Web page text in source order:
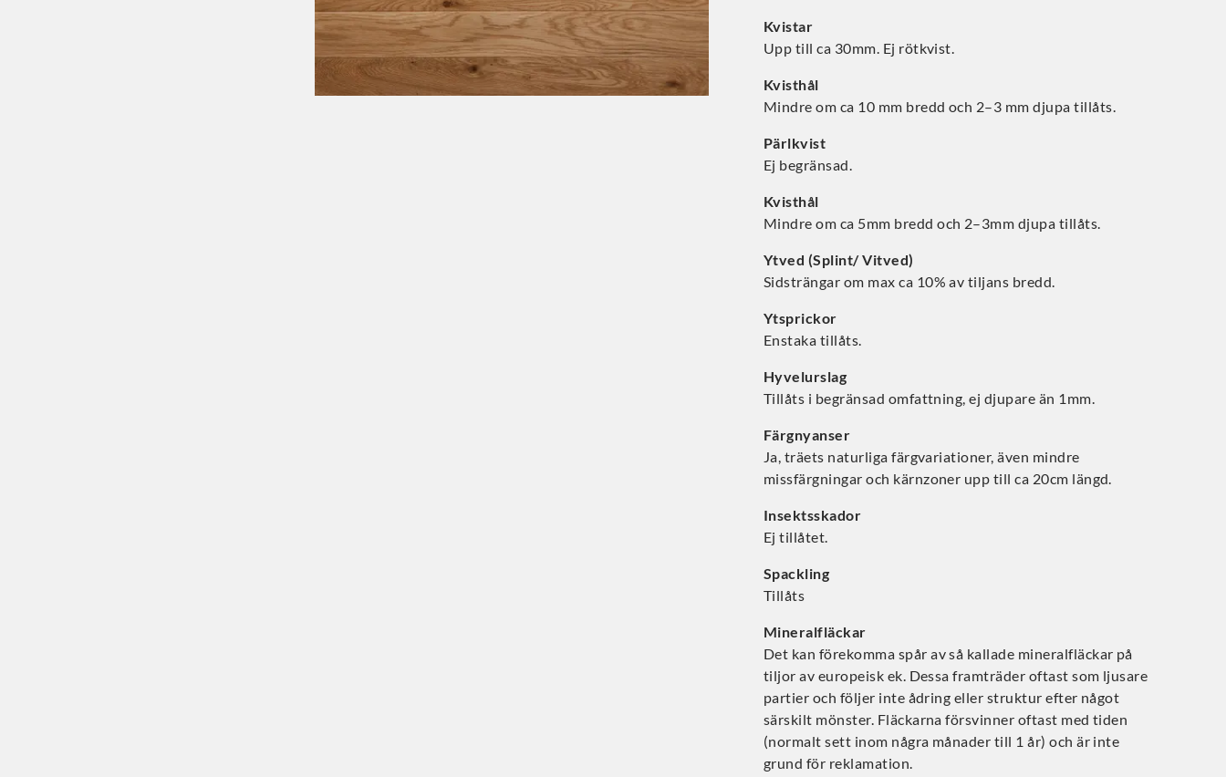
Kvistar
Upp till ca 30mm. Ej rötkvist.
Kvisthål
Mindre om ca 10 mm bredd och 2–3 mm djupa tillåts.
Pärlkvist
Ej begränsad.
Kvisthål
Mindre om ca 5mm bredd och 2–3mm djupa tillåts.
Ytved (Splint/ Vitved)
Sidsträngar om max ca 10% av tiljans bredd.
Ytsprickor
Enstaka tillåts.
Hyvelurslag
Tillåts i begränsad omfattning, ej djupare än 1mm.
Färgnyanser
Ja, träets naturliga färgvariationer, även mindre
missfärgningar och kärnzoner upp till ca 20cm längd.
Insektsskador
Ej tillåtet.
Spackling
Tillåts
Mineralfläckar
Det kan förekomma spår av så kallade mineralfläckar på
tiljor av europeisk ek. Dessa framträder oftast som ljusare
partier och följer inte ådring eller struktur efter något
särskilt mönster. Fläckarna försvinner oftast med tiden
(normalt sett inom några månader till 1 år) och är inte
grund för reklamation.